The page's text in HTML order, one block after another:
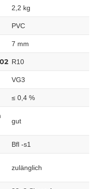
2,2 kg
PVC
7 mm
R10
VG3
≤ 0,4 %
gut
Bfl -s1
zulänglich